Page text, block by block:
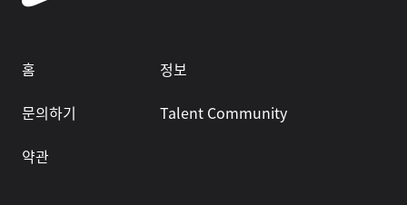
홈
정보
문의하기
Talent Community
약관